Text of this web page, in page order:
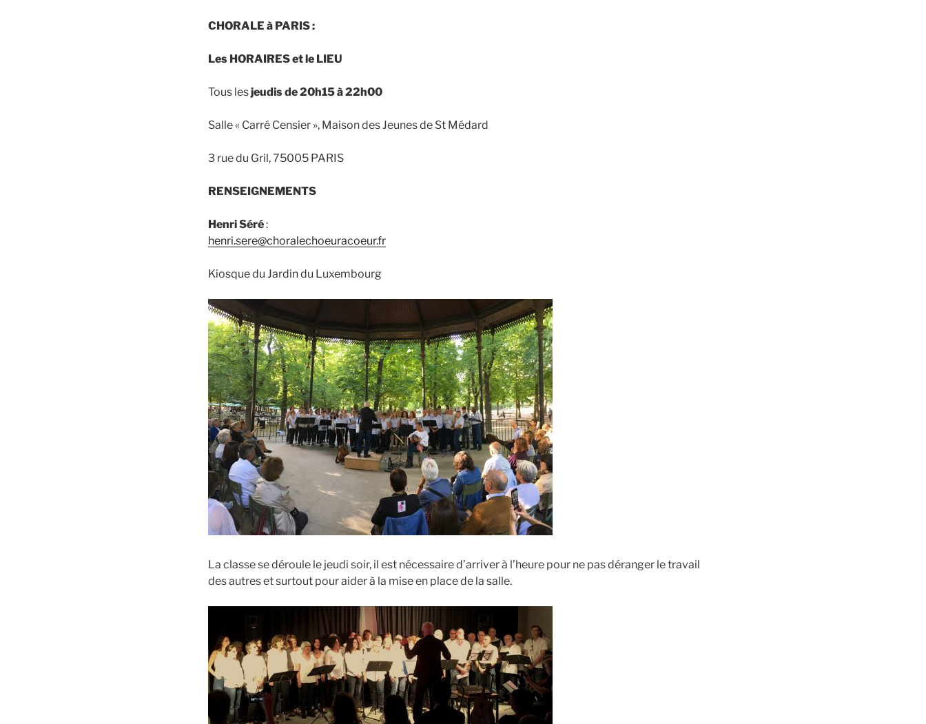
CHORALE à PARIS :
Les HORAIRES et le LIEU
Tous lesjeudis de 20h15 à 22h00
Salle « Carré Censier », Maison des Jeunes de St Médard
3 rue du Gril, 75005 PARIS
RENSEIGNEMENTS
Henri Séré:
henri.sere@choralechoeuracoeur.fr
Kiosque du Jardin du Luxembourg
La classe se déroule le jeudi soir, il est nécessaire d’arriver à l’heure pour ne pas déranger le travail
des autres et surtout pour aider à la mise en place de la salle.